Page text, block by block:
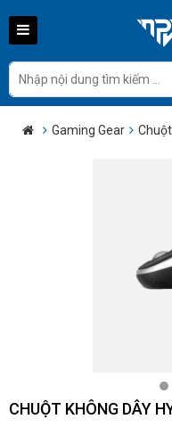
Gaming Gear
CHUỘT KHÔNG DÂY